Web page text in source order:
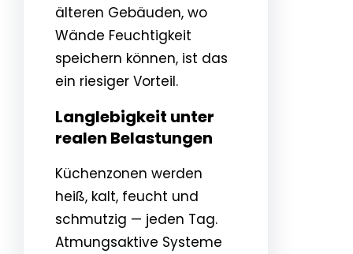
älteren Gebäuden, wo
Wände Feuchtigkeit
speichern können, ist das
ein riesiger Vorteil.
Langlebigkeit unter
realen Belastungen
Küchenzonen werden
heiß, kalt, feucht und
schmutzig — jeden Tag.
Atmungsaktive Systeme